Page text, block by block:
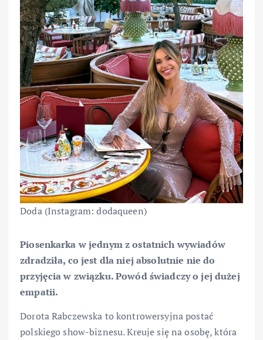
Doda (Instagram: dodaqueen)
Piosenkarka w jednym z ostatnich wywiadów
zdradziła, co jest dla niej absolutnie nie do
przyjęcia w związku. Powód świadczy o jej dużej
empatii.
Dorota Rabczewska to kontrowersyjna postać
polskiego show-biznesu. Kreuje się na osobę, która